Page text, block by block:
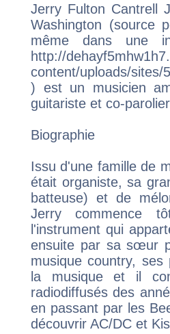
Jerry Fulton Cantrell
Washington (source
même dans une
http://
content/uploads/sites/
) est un musicien
guitariste et co-
Biographie
Issu d'une famille de
était organiste, sa
batteuse) et de
Jerry commence
l'instrument qui
ensuite par sa sœur
musique country,
la musique et il
radiodiffusés des
en passant par les
découvrir AC/DC et